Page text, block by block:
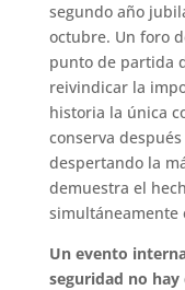
segundo año
octubre. Un foro
punto de partida
reivindicar la
historia la única
conserva
despertando la
demuestra el
simultáneamente
Un evento
seguridad no